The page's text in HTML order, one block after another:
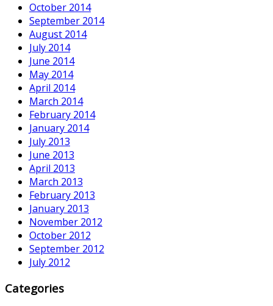
October 2014
September 2014
August 2014
July 2014
June 2014
May 2014
April 2014
March 2014
February 2014
January 2014
July 2013
June 2013
April 2013
March 2013
February 2013
January 2013
November 2012
October 2012
September 2012
July 2012
Categories